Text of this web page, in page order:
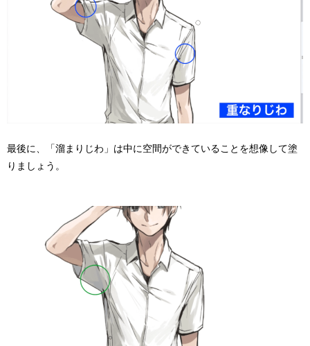
最後に、「溜まりじわ」は中に空間ができていることを想像して塗
りましょう。